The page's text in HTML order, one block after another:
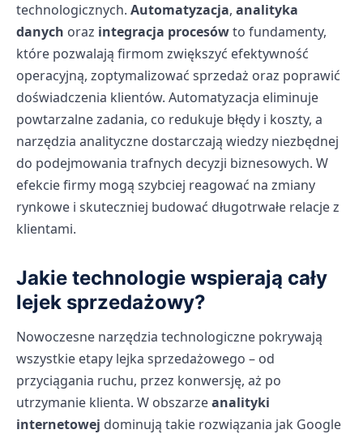
technologicznych. Automatyzacja, analityka
danych oraz integracja procesówto fundamenty,
które pozwalają firmom zwiększyć efektywność
operacyjną, zoptymalizować sprzedaż oraz poprawić
doświadczenia klientów. Automatyzacja eliminuje
powtarzalne zadania, co redukuje błędy i koszty, a
narzędzia analityczne dostarczają wiedzy niezbędnej
do podejmowania trafnych decyzji biznesowych. W
efekcie firmy mogą szybciej reagować na zmiany
rynkowe i skuteczniej budować długotrwałe relacje z
klientami.
Jakie technologie wspierają cały
lejek sprzedażowy?
Nowoczesne narzędzia technologiczne pokrywają
wszystkie etapy lejka sprzedażowego – od
przyciągania ruchu, przez konwersję, aż po
utrzymanie klienta. W obszarzeanalityki
internetowej dominują takie rozwiązania jak Google